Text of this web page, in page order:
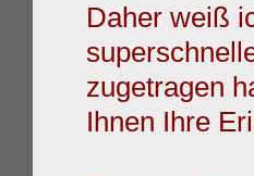
Daher weiß
zugetragen
Ihnen Ihre